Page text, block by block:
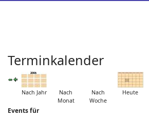
Terminkalender
Nach Jahr
Nach
Monat
Nach
Woche
Heute
Events für